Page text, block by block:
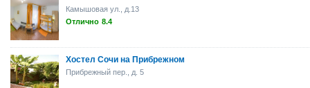
Камышовая ул., д.13
Отлично 8.4
Хостел Сочи на Прибрежном
Прибрежный пер., д. 5